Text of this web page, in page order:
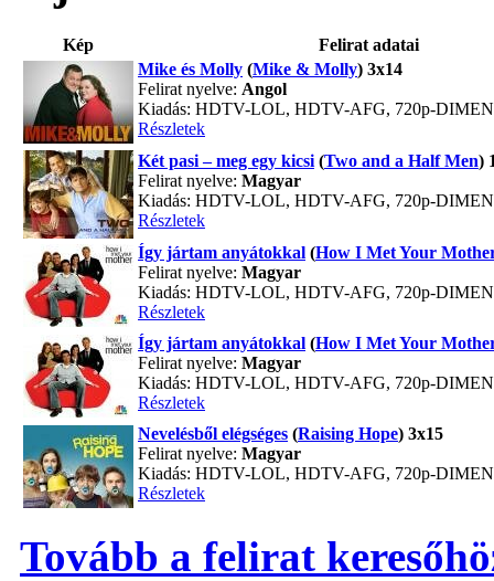
Kép
Felirat adatai
Mike és Molly (Mike & Molly) 3x14
Felirat nyelve: Angol
Kiadás: HDTV-LOL, HDTV-AFG, 720p-
Részletek
Két pasi – meg egy kicsi (Two and a Half Men)
Felirat nyelve: Magyar
Kiadás: HDTV-LOL, HDTV-AFG, 720p-
Részletek
Így jártam anyátokkal (How I Met Your
Felirat nyelve: Magyar
Kiadás: HDTV-LOL, HDTV-AFG, 720p-
Részletek
Így jártam anyátokkal (How I Met Your
Felirat nyelve: Magyar
Kiadás: HDTV-LOL, HDTV-AFG, 720p-
Részletek
Nevelésből elégséges (Raising Hope) 3x15
Felirat nyelve: Magyar
Kiadás: HDTV-LOL, HDTV-AFG, 720p-
Részletek
Tovább a felirat